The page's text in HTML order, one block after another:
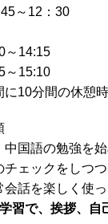
～12：30
～14:15
～15:10
10分間の休憩
中国語の勉強を
チェックをしつ
話を楽しく使っ
習で、挨拶、自